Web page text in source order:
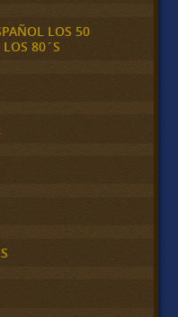
LOS 50
80´S